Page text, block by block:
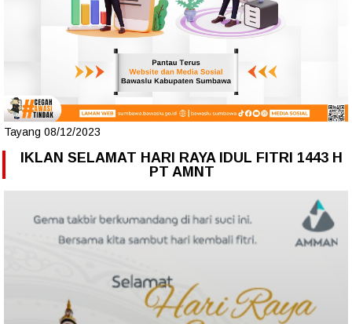
Tayang 08/12/2023
IKLAN SELAMAT HARI RAYA IDUL FITRI 1443 H
PT AMNT